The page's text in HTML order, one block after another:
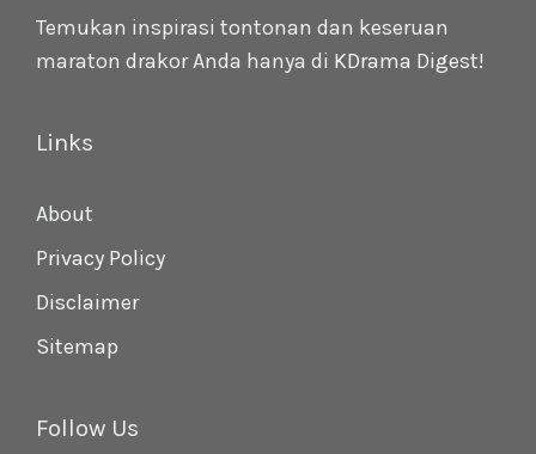
Temukan inspirasi tontonan dan keseruan
maraton drakor Anda hanya di KDrama Digest!
Links
About
Privacy Policy
Disclaimer
Sitemap
Follow Us